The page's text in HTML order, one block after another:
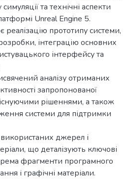
та технічні аспекти
Unreal Engine 5.
реалізацію прототипу системи,
інтеграцію основних
інтерфейсу та
аналізу отриманих
запропонованої
рішеннями, а також
системи для підтримки
джерел і
що деталізують ключові
фрагменти програмного
і графічні матеріали.